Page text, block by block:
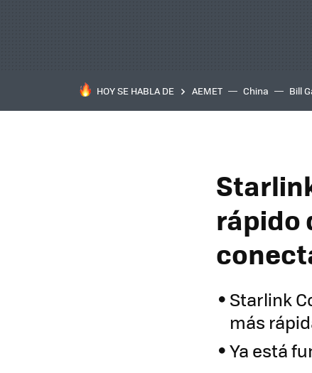
HOY SE HABLA DE AEMET China Bill
rápido
Starlink
más
Ya está